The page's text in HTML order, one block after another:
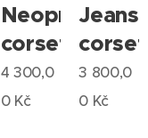
Neopren
corset
4 300,0
0Kč
Jeans
corset
3 800,0
0Kč